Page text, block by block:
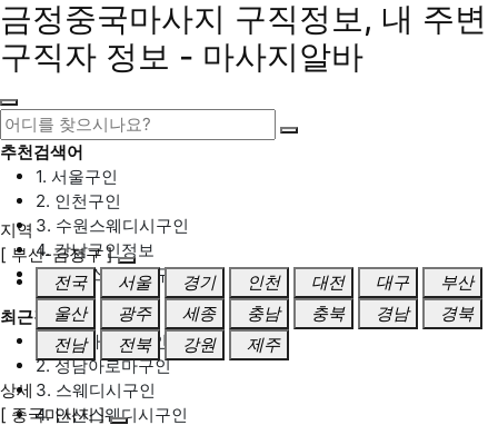
금정중국마사지 구직정보, 내 주변
구직자 정보 - 마사지알바
추천검색어
1. 서울구인
2. 인천구인
3. 수원스웨디시구인
4. 강남구인정보
5. 동탄스웨디시구인
최근검색어
1. 일산마사지구인
2. 성남아로마구인
3. 스웨디시구인
4. 안산스웨디시구인
지역
[ 부산-금정구 ]
전국
서울 경기 인천 대전 대구
부산
울산
광주 세종 충남 충북 경남
경북
전남
전북 강원 제주
상세
[ 중국마사지 ]